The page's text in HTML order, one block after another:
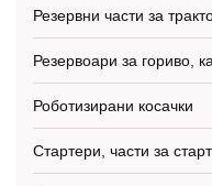
Резервни части за
Резервоари за гориво,
Роботизирани косачки
Стартери, части за